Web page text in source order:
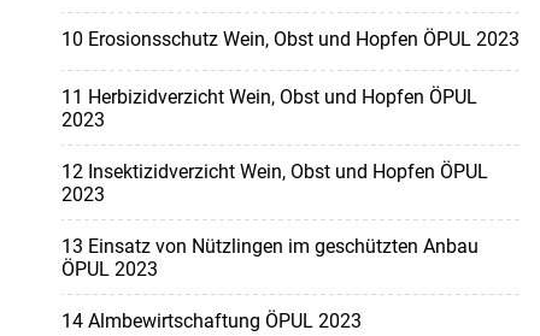
10 Erosionsschutz Wein, Obst und Hopfen ÖPUL 2023
11 Herbizidverzicht Wein, Obst und Hopfen ÖPUL
2023
12 Insektizidverzicht Wein, Obst und Hopfen ÖPUL
2023
13 Einsatz von Nützlingen im geschützten Anbau
ÖPUL 2023
14 Almbewirtschaftung ÖPUL 2023